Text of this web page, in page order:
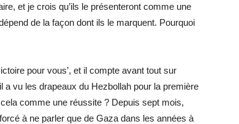
et je crois qu’ils le présenteront comme une
de la façon dont ils le marquent. Pourquoi
pour vous’, et il compte avant tout sur
a vu les drapeaux du Hezbollah pour la première
comme une réussite ? Depuis sept mois,
à ne parler que de Gaza dans les années à